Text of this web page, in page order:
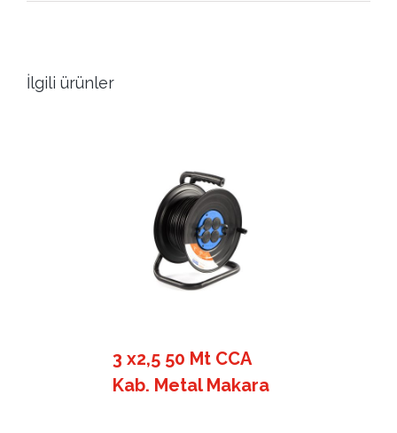
İlgili ürünler
3 x2,5 50 Mt CCA
Kab. Metal Makara